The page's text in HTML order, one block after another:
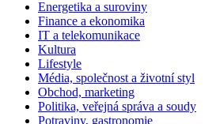
Energetika a suroviny
Finance a ekonomika
IT a telekomunikace
Kultura
Lifestyle
Média, společnost a životní styl
Obchod, marketing
Politika, veřejná správa a soudy
Potraviny, gastronomie